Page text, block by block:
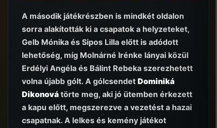
A második játékrészben is mindkét oldalon
sorra alakították ki a csapatok a helyzeteket,
Gelb Mónika és Sipos Lilla előtt is adódott
lehetőség, míg Molnárné Irénke lányai közül
Erdélyi Angéla és Bálint Rebeka szerezhetett
volna újabb gólt. A gólcsendet Dominiká
Dikonová törte meg, aki jó ütemben érkezett
a kapu előtt, megszerezve a vezetést a hazai
csapatnak. A lelkes és kemény játékot